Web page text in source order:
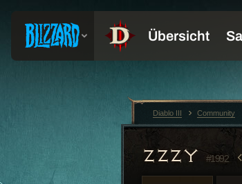
ZZZY #1992
Diablo III Community